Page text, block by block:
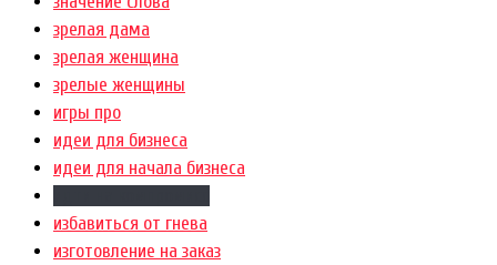
зрелая дама
зрелая женщина
зрелые женщины
игры про
идеи для бизнеса
идеи для начала бизнеса
избавиться от гнева
изготовление на заказ